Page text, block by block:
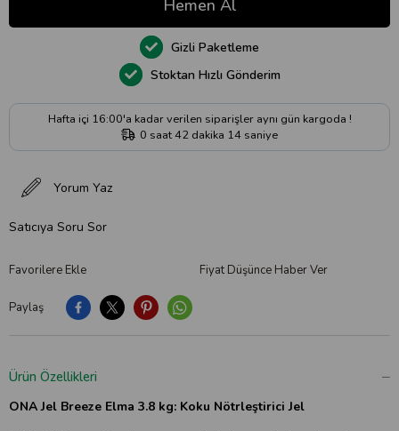
Paylaş
Favorilere Ekle Fiyat Düşünce Haber Ver
Yorum Yaz
Satıcıya Soru Sor
Hafta içi 16:00'a kadar verilen siparişler aynı gün kargoda !
0 saat42 dakika 13 saniye
Stoktan Hızlı Gönderim
Gizli Paketleme
Ürün Özellikleri
ONA Jel Breeze Elma 3.8 kg: Koku Nötrleştirici Jel